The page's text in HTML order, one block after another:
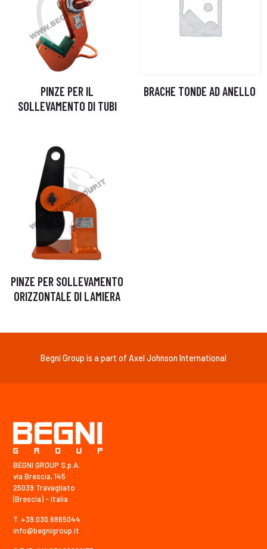
PINZE PER IL
SOLLEVAMENTO DI TUBI
BRACHE TONDE AD ANELLO
PINZE PER SOLLEVAMENTO
ORIZZONTALE DI LAMIERA
Begni Group is a part of Axel Johnson International
BEGNI GROUP S.p.A.
via Brescia, 145
25039 Travagliato
(Brescia) - Italia
T. +39.030.6865044
info@begnigroup.it